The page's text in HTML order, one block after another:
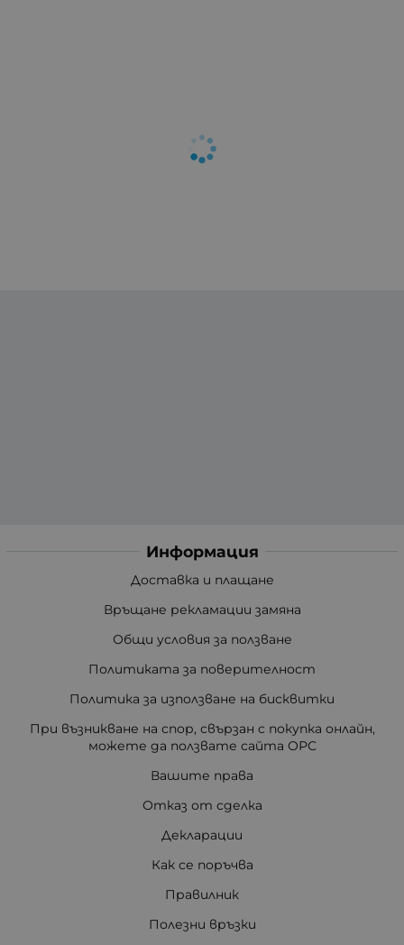
Информация
Доставка и плащане
Връщане рекламации замяна
Общи условия за ползване
Политиката за поверителност
Политика за използване на бисквитки
При възникване на спор, свързан с покупка онлайн,
можете да ползвате сайта ОРС
Вашите права
Отказ от сделка
Декларации
Как се поръчва
Правилник
Полезни връзки